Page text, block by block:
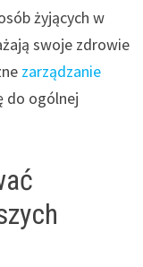
żyjących w
swoje zdrowie
zarządzanie
do ogólnej